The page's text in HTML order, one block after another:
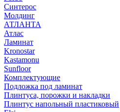
Синтерос
Молдинг
АТЛАНТА
Атлас
Ламинат
Kronostar
Kastamonu
Sunfloor
Комплектующие
Подложка под ламинат
Плинтуса, порожки и накладки
Плинтус напольный пластиковый